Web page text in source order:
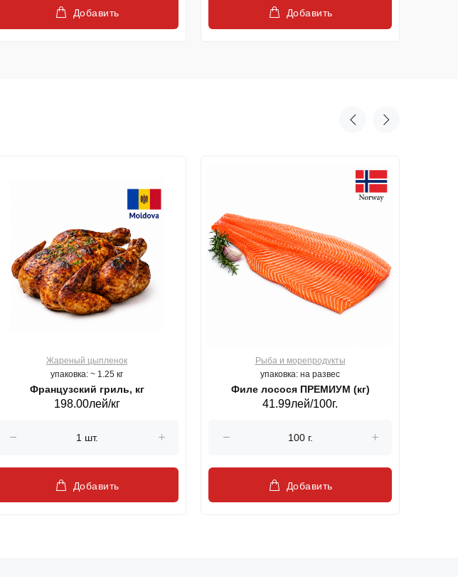
Добавить Добавить
Жареный цыпленок
упаковка: ~ 1.25 кг
Французский гриль, кг
198.00лей/кг
Добавить
Рыба и морепродукты
упаковка: на развес
Филе лосося ПРЕМИУМ (кг)
41.99лей/100г.
Добавить